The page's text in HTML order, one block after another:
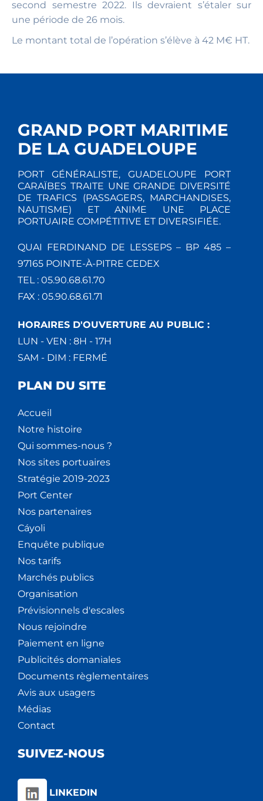
second semestre 2022. Ils devraient s’étaler sur
une période de 26 mois.
Le montant total de l’opération s’élève à 42 M€ HT.
GRAND PORT MARITIME
DE LA GUADELOUPE
PORT GÉNÉRALISTE, GUADELOUPE PORT
CARAÏBES TRAITE UNE GRANDE DIVERSITÉ
DE TRAFICS (PASSAGERS, MARCHANDISES,
NAUTISME) ET ANIME UNE PLACE
PORTUAIRE COMPÉTITIVE ET DIVERSIFIÉE.
QUAI FERDINAND DE LESSEPS – BP 485 –
97165 POINTE-À-PITRE CEDEX
TEL : 05.90.68.61.70
FAX : 05.90.68.61.71
HORAIRES D'OUVERTURE AU PUBLIC :
LUN - VEN : 8H - 17H
SAM - DIM : FERMÉ
PLAN DU SITE
Accueil
Notre histoire
Qui sommes-nous ?
Nos sites portuaires
Stratégie 2019-2023
Port Center
Nos partenaires
Cáyoli
Enquête publique
Nos tarifs
Marchés publics
Organisation
Prévisionnels d'escales
Nous rejoindre
Paiement en ligne
Publicités domaniales
Documents règlementaires
Avis aux usagers
Médias
Contact
SUIVEZ-NOUS
LINKEDIN